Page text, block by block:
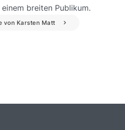
breiten Publikum.
von Karsten Matt